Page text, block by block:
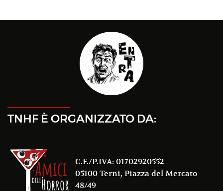
TNHF È ORGANIZZATO DA:
C.F./P.IVA: 01702920552
05100 Terni, Piazza del Mercato
48/49